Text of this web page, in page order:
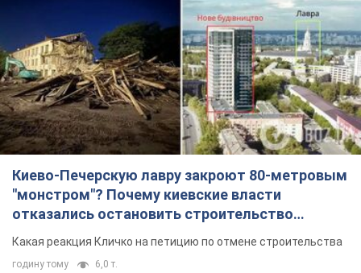
Киево-Печерскую лавру закроют 80-метровым
"монстром"? Почему киевские власти
отказались остановить строительство
небоскреба "московского верующего"
Какая реакция Кличко на петицию по отмене строительства
годину тому 6,0 т.